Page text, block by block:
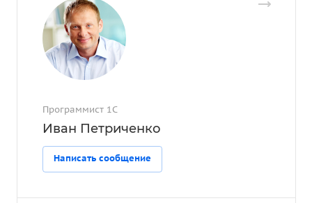
Программист 1С
Иван Петриченко
Написать сообщение